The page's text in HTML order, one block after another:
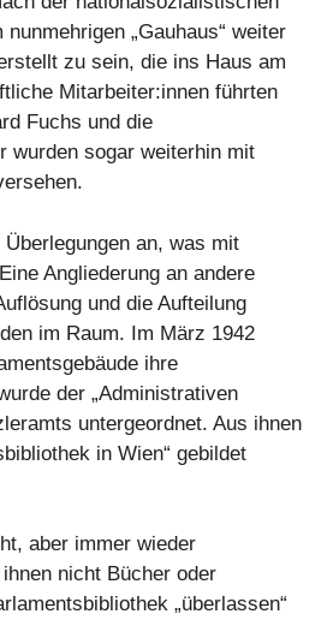
„Gauhaus“ weiter
zu sein, die ins Haus am
Mitarbeiter:innen führten
Fuchs und die
wurden sogar weiterhin mit
an, was mit
Angliederung an andere
und die Aufteilung
im Raum. Im März 1942
ihre
der „Administrativen
untergeordnet. Aus ihnen
in Wien“ gebildet
aber immer wieder
nicht Bücher oder
„überlassen“